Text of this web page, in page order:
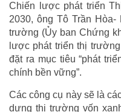
Chiến lược phát triển
2030, ông Tô Trần
trường (Ủy ban Chứng
lược phát triển thị
đặt ra mục tiêu “phát
chính bền vững”.
Các công cụ này sẽ là
dựng thị trường vốn